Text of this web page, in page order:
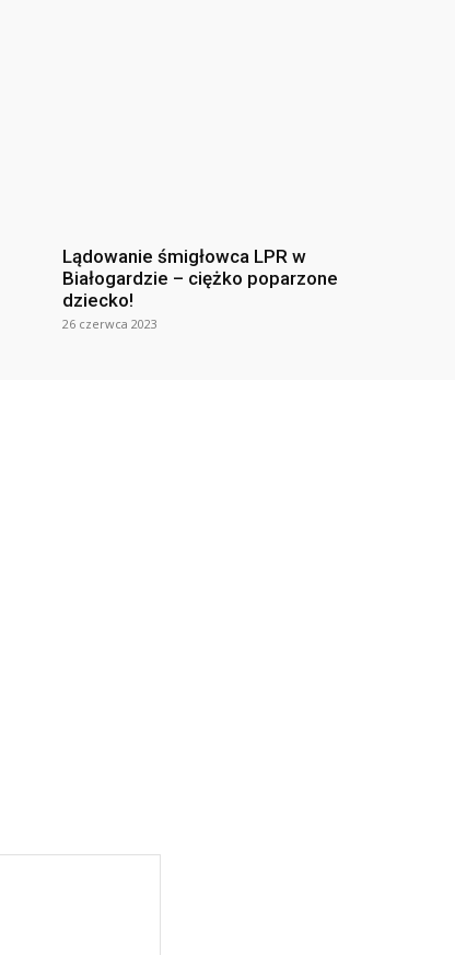
Lądowanie śmigłowca LPR w
Białogardzie – ciężko poparzone
dziecko!
26 czerwca 2023